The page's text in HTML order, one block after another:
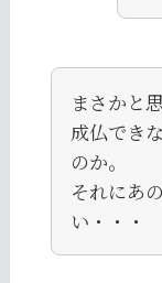
まさかと
成仏でき
のか。
それにあ
い・・・